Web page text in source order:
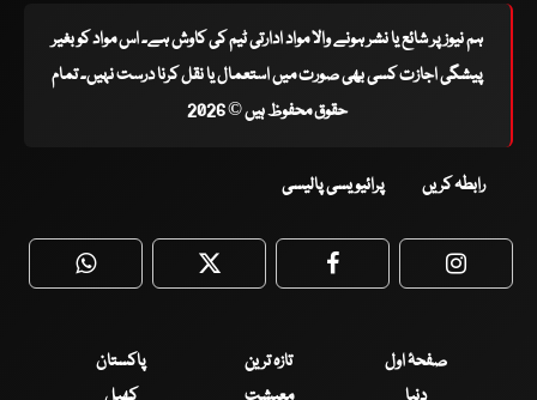
ہم نیوز پر شائع یا نشر ہونے والا مواد ادارتی ٹیم کی کاوش ہے۔ اس مواد کو بغیر
پیشگی اجازت کسی بھی صورت میں استعمال یا نقل کرنا درست نہیں۔ تمام
حقوق محفوظ ہیں © 2026
رابطہ کریں پرائیویسی پالیسی
WhatsApp Twitter Facebook
صفحۂ اول تازہ ترین
پاکستان